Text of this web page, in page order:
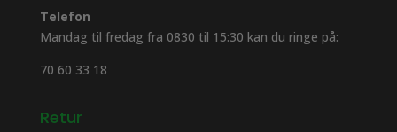
Telefon
Mandag til fredag fra 0830 til 15:30 kan du ringe på:
70 60 33 18
Retur